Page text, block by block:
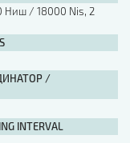
Ниш / 18000 Nis, 2
/
INTERVAL